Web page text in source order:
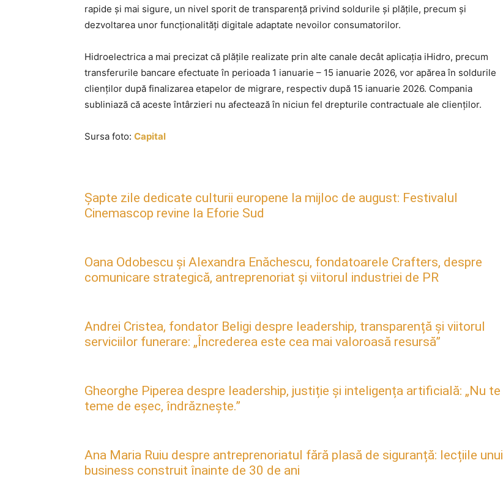
rapide și mai sigure, un nivel sporit de transparență privind soldurile și plățile, precum și
dezvoltarea unor funcționalități digitale adaptate nevoilor consumatorilor.
Hidroelectrica a mai precizat că plățile realizate prin alte canale decât aplicația iHidro, precum
transferurile bancare efectuate în perioada 1 ianuarie – 15 ianuarie 2026, vor apărea în soldurile
clienților după finalizarea etapelor de migrare, respectiv după 15 ianuarie 2026. Compania
subliniază că aceste întârzieri nu afectează în niciun fel drepturile contractuale ale clienților.
Sursa foto: Capital
Șapte zile dedicate culturii europene la mijloc de august: Festivalul
Cinemascop revine la Eforie Sud
Oana Odobescu și Alexandra Enăchescu, fondatoarele Crafters, despre
comunicare strategică, antreprenoriat și viitorul industriei de PR
Andrei Cristea, fondator Beligi despre leadership, transparență și viitorul
serviciilor funerare: „Încrederea este cea mai valoroasă resursă”
Gheorghe Piperea despre leadership, justiție și inteligența artificială: „Nu te
teme de eșec, îndrăznește.”
Ana Maria Ruiu despre antreprenoriatul fără plasă de siguranță: lecțiile unui
business construit înainte de 30 de ani